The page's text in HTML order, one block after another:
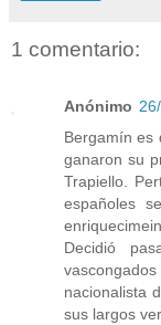
1 comentario:
Anónimo
Bergamín es
ganaron su
Trapiello.
españoles
Decidió
nacionalista
sus largos